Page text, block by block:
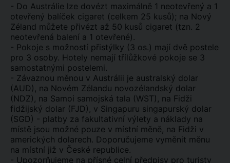
- Do Austrálie lze dovézt maximálně 1 neotevřený a 1
otevřený balíček cigaret (celkem 25 kusů); na Nový
Zéland můžete přivézt až 50 kusů cigaret (tzn. 2
neotevřená balení a 1 otevřené).
- Pokoje s možností přistýlky (3 os.) mají dvě postele
pro 3 osoby. Hotely nemají třílůžkové pokoje se 3
samostatnými postelemi.
- Závaznou měnou v Austrálii je australský dolar
(AUD), na Novém Zélandu novozélandský dolar
(NDZ), na Samoi samojská tala (WST), na Fidži
fidžijský dolar (FJD), v Singapuru singapurský dolar
(SGD) - platby za fakultativní výlety a náklady na
místě jsou možné pouze v místní měně, na Fidži v
amerických dolarech. Doporučujeme vyměnit měnu
na místní již v České republice.
- Upozorňujeme na přísné celní předpisy pro turisty